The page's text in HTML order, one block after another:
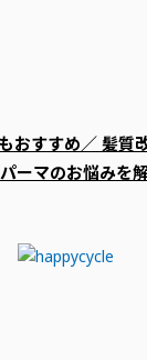
おすすめ／ 髪質
ーマのお悩みを